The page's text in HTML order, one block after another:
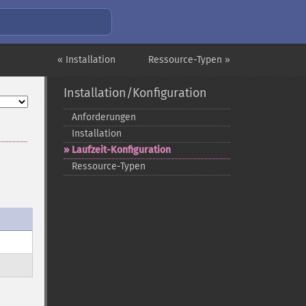
Ressource-Typen »
« Installation
Installation/Konfiguration
Anforderungen
Installation
Laufzeit-​Konfiguration
Ressource-​Typen